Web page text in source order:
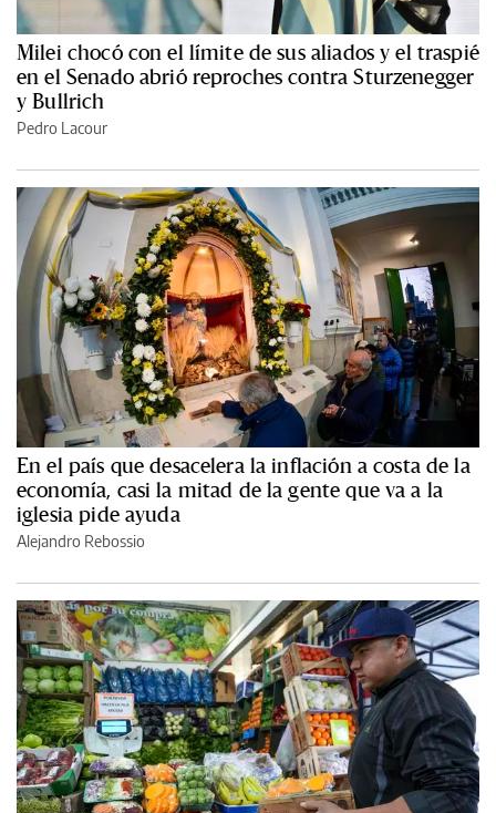
Milei chocó con el límite de sus aliados y el traspié
en el Senado abrió reproches contra Sturzenegger
y Bullrich
Pedro Lacour
En el país que desacelera la inflación a costa de la
economía, casi la mitad de la gente que va a la
iglesia pide ayuda
Alejandro Rebossio